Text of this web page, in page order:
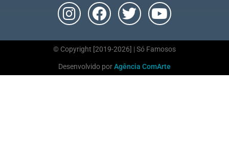
© Copyright [2019-2026] | Só Famosos
Desenvolvido porAgência ComArte